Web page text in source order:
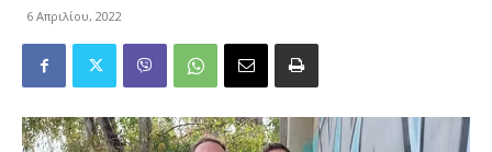
6 Απριλίου, 2022